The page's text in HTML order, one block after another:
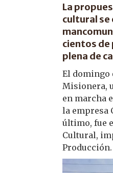
La
cultural se
cientos de
plena de
El domingo
Misionera,
en marcha
la empresa
último, fue
Cultural,
Producción.